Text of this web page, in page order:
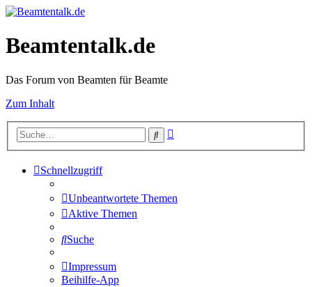
Beamtentalk.de
Das Forum von Beamten für Beamte
Zum Inhalt
Suche
Schnellzugriff
Unbeantwortete Themen
Aktive Themen
Suche
Impressum
Beihilfe-App